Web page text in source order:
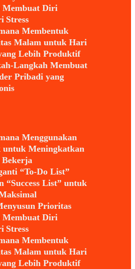
Membuat Diri
Stress
Membentuk
Malam untuk Hari
Lebih Produktif
Langkah Membuat
Pribadi yang
Menggunakan
untuk Meningkatkan
Bekerja
“To-Do List”
“Success List” untuk
Prioritas
Membuat Diri
Stress
Membentuk
Malam untuk Hari
Lebih Produktif